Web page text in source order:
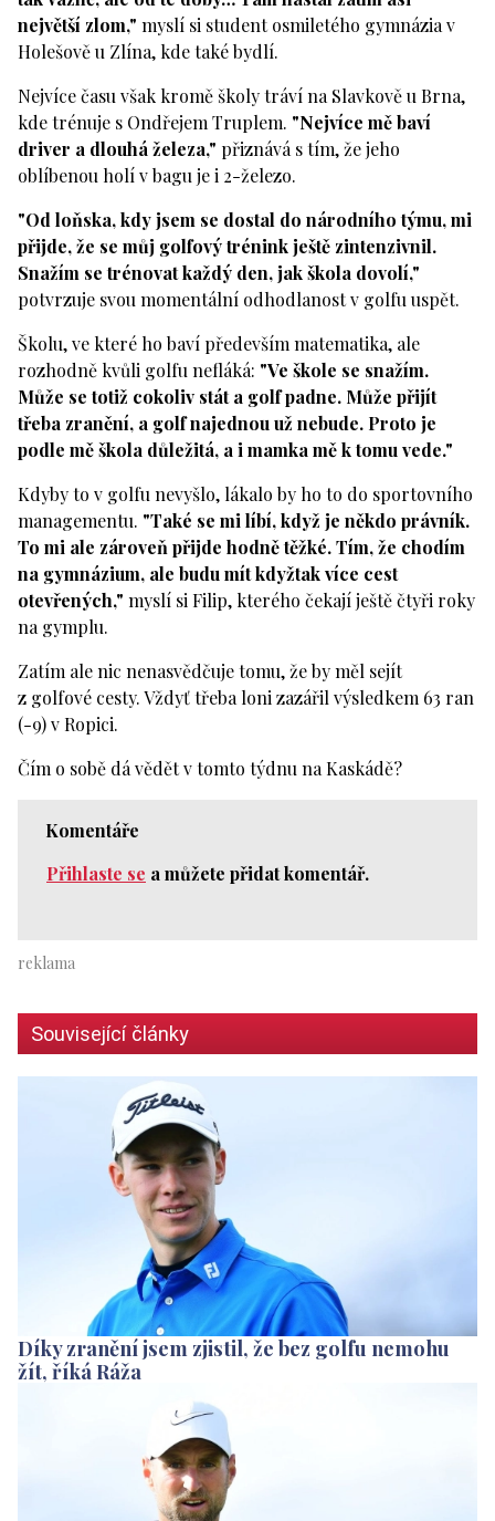
největší zlom," myslí si student osmiletého gymnázia v
Holešově u Zlína, kde také bydlí.
Nejvíce času však kromě školy tráví na Slavkově u Brna,
kde trénuje s Ondřejem Truplem. "Nejvíce mě baví
driver a dlouhá železa," přiznává s tím, že jeho
oblíbenou holí v bagu je i 2-železo.
"Od loňska, kdy jsem se dostal do národního týmu, mi
přijde, že se můj golfový trénink ještě zintenzivnil.
Snažím se trénovat každý den, jak škola dovolí,"
potvrzuje svou momentální odhodlanost v golfu uspět.
Školu, ve které ho baví především matematika, ale
rozhodně kvůli golfu nefláká: "Ve škole se snažím.
Může se totiž cokoliv stát a golf padne. Může přijít
třeba zranění, a golf najednou už nebude. Proto je
podle mě škola důležitá, a i mamka mě k tomu vede."
Kdyby to v golfu nevyšlo, lákalo by ho to do sportovního
managementu. "Také se mi líbí, když je někdo právník.
To mi ale zároveň přijde hodně těžké. Tím, že chodím
na gymnázium, ale budu mít kdyžtak více cest
otevřených," myslí si Filip, kterého čekají ještě čtyři roky
na gymplu.
Zatím ale nic nenasvědčuje tomu, že by měl sejít
z golfové cesty. Vždyť třeba loni zazářil výsledkem 63 ran
(-9) v Ropici.
Čím o sobě dá vědět v tomto týdnu na Kaskádě?
Komentáře
Přihlaste se a můžete přidat komentář.
Související články
Díky zranění jsem zjistil, že bez golfu nemohu
žít, říká Ráža